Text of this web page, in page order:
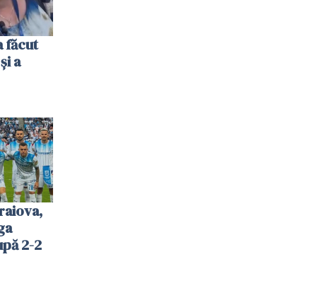
făcut
a
2-2